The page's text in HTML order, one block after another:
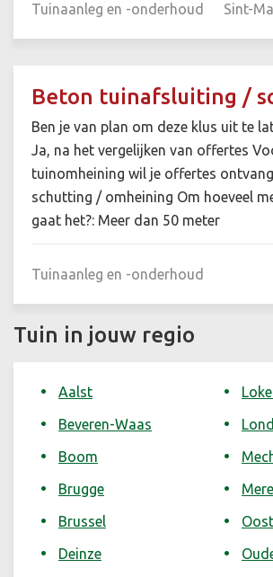
Tuinaanleg en -onderhoud Sint-
Beton tuinafsluiting /
Ben je van plan om deze klus uit te
Ja, na het vergelijken van offertes
tuinomheining wil je offertes
schutting / omheining Om hoeveel
gaat het?: Meer dan 50 meter
Tuinaanleg en -onderhoud
Tuin in jouw regio
Aalst
Beveren-Waas
Boom
Brugge
Brussel
Deinze